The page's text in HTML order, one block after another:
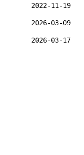
2022-11-19
2026-03-09
2026-03-17